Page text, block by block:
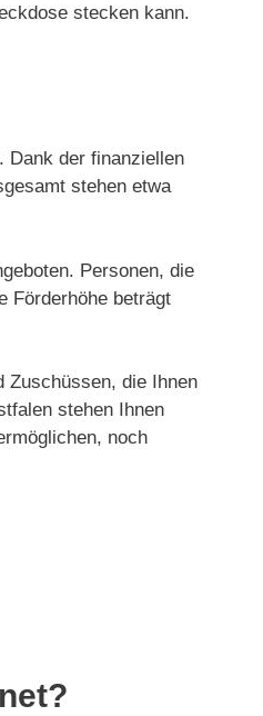
stecken kann.
Dank der finanziellen
stehen etwa
Personen, die
Förderhöhe beträgt
Zuschüssen, die Ihnen
stehen Ihnen
noch